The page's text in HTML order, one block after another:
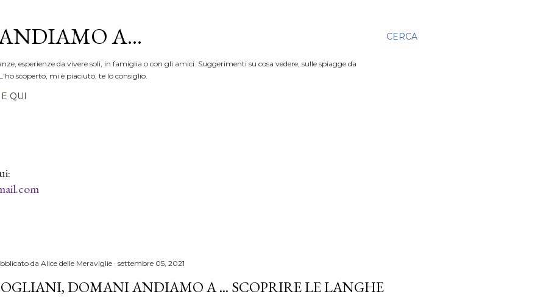
CERCA
A...
esperienze da vivere soli, in famiglia o con gli amici. Suggerimenti su cosa vedere, sulle spiagge da
scoperto, mi è piaciuto, te lo consiglio.
QUI
da Alice delle Meraviglie settembre 05, 2021
DOMANI ANDIAMO A ... SCOPRIRE LE LANGHE